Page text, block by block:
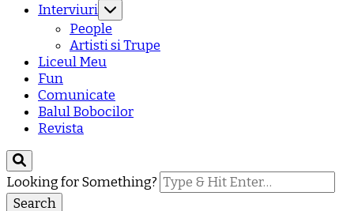
Interviuri
People
Artisti si Trupe
Liceul Meu
Fun
Comunicate
Balul Bobocilor
Revista
Looking for Something?